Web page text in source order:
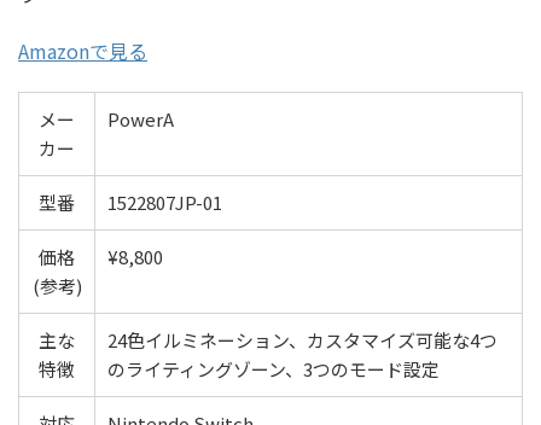
Amazonで見る
メー
カー
PowerA
型番 1522807JP-01
価格
(参考)
¥8,800
主な
特徴
24色イルミネーション、カスタマイズ可能な4つ
のライティングゾーン、3つのモード設定